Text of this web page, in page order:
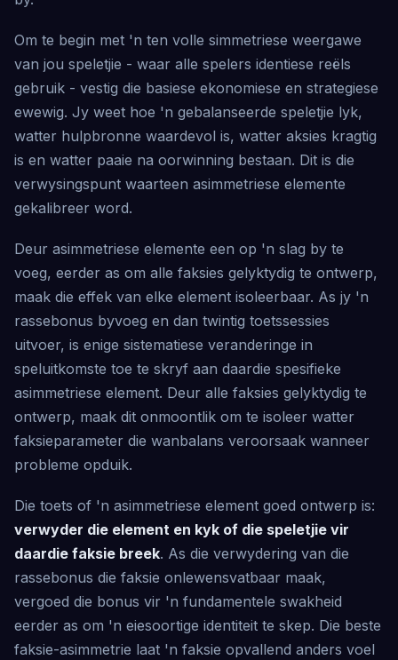
Om te begin met 'n ten volle simmetriese weergawe
van jou speletjie - waar alle spelers identiese reëls
gebruik - vestig die basiese ekonomiese en strategiese
ewewig. Jy weet hoe 'n gebalanseerde speletjie lyk,
watter hulpbronne waardevol is, watter aksies kragtig
is en watter paaie na oorwinning bestaan. Dit is die
verwysingspunt waarteen asimmetriese elemente
gekalibreer word.
Deur asimmetriese elemente een op 'n slag by te
voeg, eerder as om alle faksies gelyktydig te ontwerp,
maak die effek van elke element isoleerbaar. As jy 'n
rassebonus byvoeg en dan twintig toetssessies
uitvoer, is enige sistematiese veranderinge in
speluitkomste toe te skryf aan daardie spesifieke
asimmetriese element. Deur alle faksies gelyktydig te
ontwerp, maak dit onmoontlik om te isoleer watter
faksieparameter die wanbalans veroorsaak wanneer
probleme opduik.
Die toets of 'n asimmetriese element goed ontwerp is:
verwyder die element en kyk of die speletjie vir
daardie faksie breek. As die verwydering van die
rassebonus die faksie onlewensvatbaar maak,
vergoed die bonus vir 'n fundamentele swakheid
eerder as om 'n eiesoortige identiteit te skep. Die beste
faksie-asimmetrie laat 'n faksie opvallend anders voel